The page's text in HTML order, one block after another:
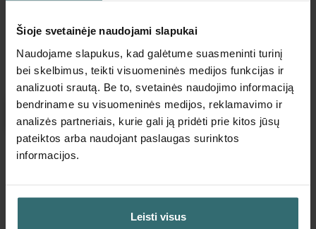
Šioje svetainėje naudojami slapukai
Naudojame slapukus, kad galėtume suasmeninti turinį
bei skelbimus, teikti visuomeninės medijos funkcijas ir
analizuoti srautą. Be to, svetainės naudojimo informaciją
bendriname su visuomeninės medijos, reklamavimo ir
analizės partneriais, kurie gali ją pridėti prie kitos jūsų
pateiktos arba naudojant paslaugas surinktos
informacijos.
Leisti visus
(Pasiūlymas galioja tik privatiems klientams)
37.90 44.59
su PVM
stambusis 60 % (G4)